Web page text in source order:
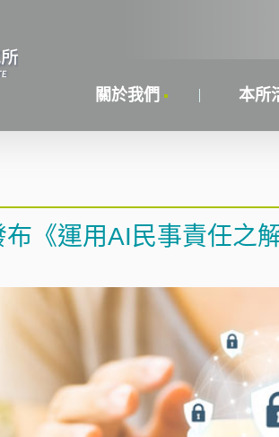
關於我們 本所
布《運用AI民事責任之